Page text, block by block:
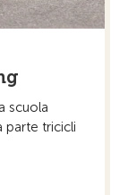
scuola
parte tricicli